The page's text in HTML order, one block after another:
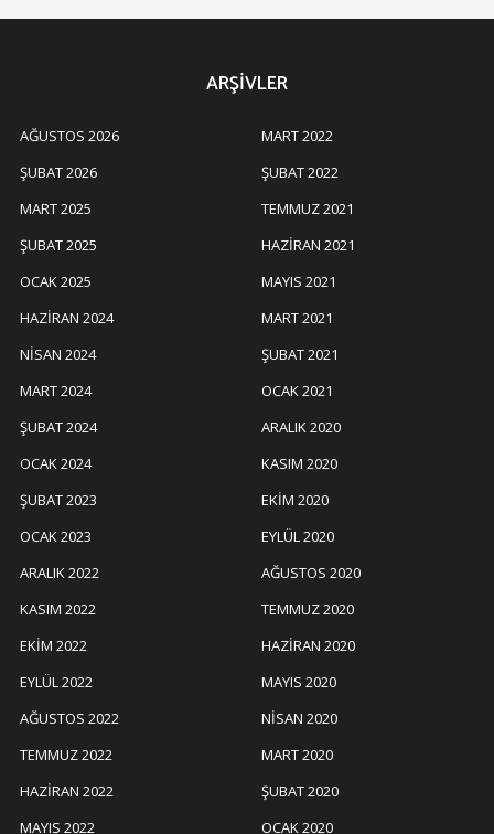
ARŞIVLER
AĞUSTOS 2026
ŞUBAT 2026
MART 2025
ŞUBAT 2025
OCAK 2025
HAZIRAN 2024
NISAN 2024
MART 2024
ŞUBAT 2024
OCAK 2024
ŞUBAT 2023
OCAK 2023
ARALIK 2022
KASIM 2022
EKIM 2022
EYLÜL 2022
AĞUSTOS 2022
TEMMUZ 2022
HAZIRAN 2022
MAYIS 2022
MART 2022
ŞUBAT 2022
TEMMUZ 2021
HAZIRAN 2021
MAYIS 2021
MART 2021
ŞUBAT 2021
OCAK 2021
ARALIK 2020
KASIM 2020
EKIM 2020
EYLÜL 2020
AĞUSTOS 2020
TEMMUZ 2020
HAZIRAN 2020
MAYIS 2020
NISAN 2020
MART 2020
ŞUBAT 2020
OCAK 2020